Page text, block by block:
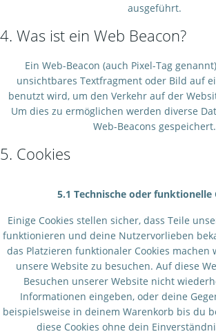
ausgeführt.
4. Was ist ein Web Beacon?
Ein Web-Beacon (auch Pixel-Tag
unsichtbares Textfragment oder Bild auf
benutzt wird, um den Verkehr auf der
Um dies zu ermöglichen werden diverse
Web-Beacons gespeichert.
5. Cookies
5.1 Technische oder funktionelle
Einige Cookies stellen sicher, dass Teile
funktionieren und deine Nutzervorlieben
das Platzieren funktionaler Cookies machen
unsere Website zu besuchen. Auf diese
Besuchen unserer Website nicht
Informationen eingeben, oder deine
beispielsweise in deinem Warenkorb bis du
diese Cookies ohne dein